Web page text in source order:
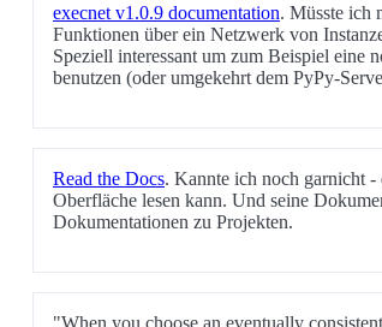
execnet v1.0.9 documentation. Müsste ich
Funktionen über ein Netzwerk von
Speziell interessant um zum Beispiel eine
benutzen (oder umgekehrt dem PyPy-
Read the Docs. Kannte ich noch garnicht -
Oberfläche lesen kann. Und seine
Dokumentationen zu Projekten.
"When you choose an eventually